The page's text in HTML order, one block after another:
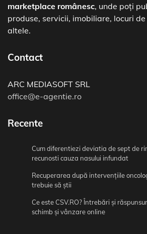
marketplace românesc, unde poți
produse, servicii, imobiliare, locuri
altele.
Contact
ARC MEDIASOFT SRL
office@e-agentie.ro
Recente
Cum diferentiezi deviatia de sept de
recunosti cauza nasului infundat
Recuperarea după intervențiile
trebuie să știi
Ce este CSV.RO? Întrebări și
schimb și vânzare online